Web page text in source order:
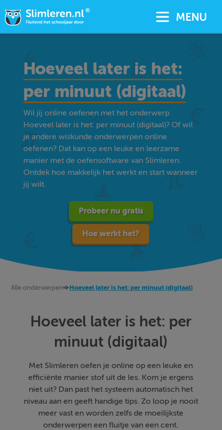
MENU
Hoeveel later is het:
per minuut (digitaal)
Wil jij online oefenen met het onderwerp
Hoeveel later is het: per minuut (digitaal)? Of wil
je andere wiskunde onderwerpen online
oefenen? Dat kan op een leuke en leerzame
manier met de oefensoftware van Slimleren.
Ontdek hoe makkelijk het werkt en start wanneer
jij wilt.
Probeer nu gratis
Hoe werkt het?
Alle onderwerpen Hoeveel later is het: per minuut (digitaal)
Hoeveel later is het: per
minuut (digitaal)
Met Slimleren oefen je online op een leuke en
efficiënte manier stof uit de les. Kom je ergens
niet uit? Dan past het systeem automatisch het
niveau aan en geeft handige tips. Zo loop je nooit
meer vast en worden zelfs de moeilijkste
onderwerpen een fluitje van een cent.